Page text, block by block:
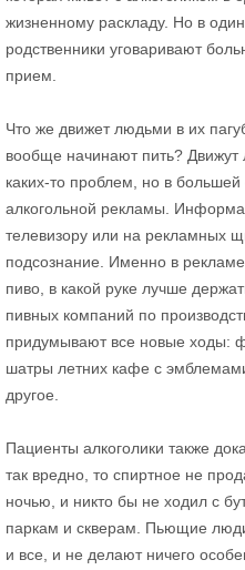
жизненному раскладу. Но в
родственники уговаривают
прием.
Что же движет людьми в их
вообще начинают пить?
каких-то проблем, но в
алкогольной рекламы.
телевизору или на рекламных
подсознание. Именно в рекламе
пиво, в какой руке лучше
пивных компаний по
придумывают все новые ходы:
шатры летних кафе с
другое.
Пациенты алкоголики также
так вредно, то спиртное не
ночью, и никто бы не ходил с
паркам и скверам. Пьющие
и все, и не делают ничего